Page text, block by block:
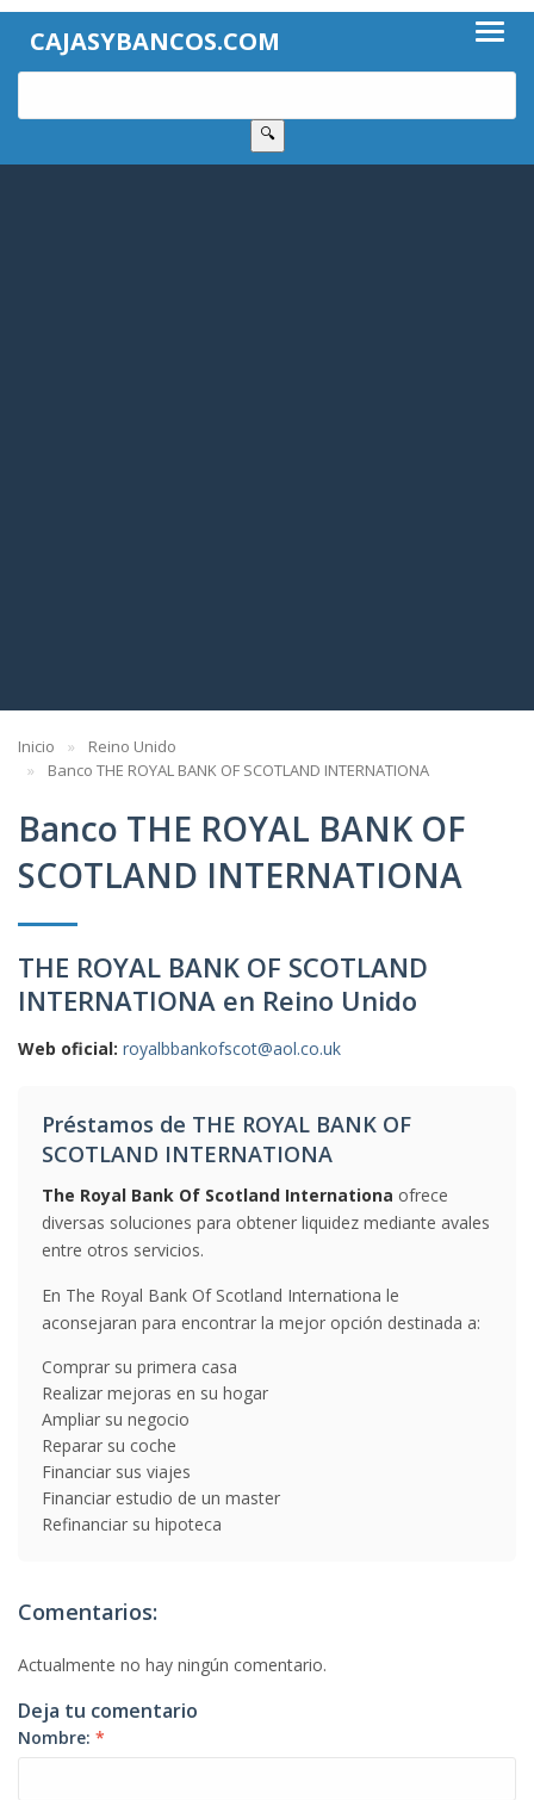
CAJASYBANCOS.COM
🔍
Inicio
Reino Unido
Banco THE ROYAL BANK OF SCOTLAND INTERNATIONA
Banco THE ROYAL BANK OF
SCOTLAND INTERNATIONA
THE ROYAL BANK OF SCOTLAND
INTERNATIONA en Reino Unido
Web oficial: royalbbankofscot@aol.co.uk
Préstamos de THE ROYAL BANK OF
SCOTLAND INTERNATIONA
The Royal Bank Of Scotland Internationa ofrece
diversas soluciones para obtener liquidez mediante avales
entre otros servicios.
En The Royal Bank Of Scotland Internationa le
aconsejaran para encontrar la mejor opción destinada a:
Comprar su primera casa
Realizar mejoras en su hogar
Ampliar su negocio
Reparar su coche
Financiar sus viajes
Financiar estudio de un master
Refinanciar su hipoteca
Comentarios:
Actualmente no hay ningún comentario.
Deja tu comentario
Nombre: *